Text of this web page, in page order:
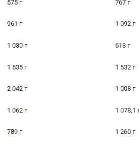
575 г 767 г
961 г 1 092 г
1 030 г 613 г
1 535 г 1 532 г
2 042 г 1 008 г
1 062 г 1 078,1
789 г 1 260 г